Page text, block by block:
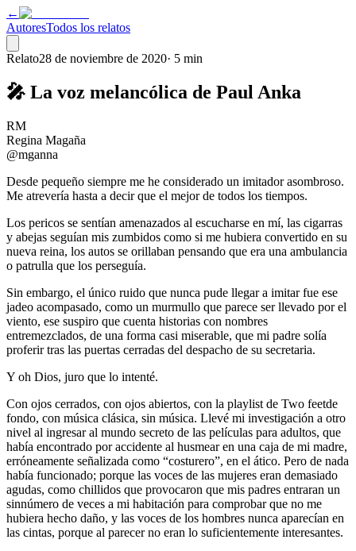
←
AutoresTodos los relatos
Relato28 de noviembre de 2020· 5 min
🎤 La voz melancólica de Paul Anka
RM
Regina Magaña
@mganna
Desde pequeño siempre me he considerado un imitador asombroso.
Me atrevería hasta a decir que el mejor de todos los tiempos.
Los pericos se sentían amenazados al escucharse en mí, las cigarras
y abejas seguían mis zumbidos como si me hubiera convertido en su
nueva reina, los autos se orillaban pensando que era una ambulancia
o patrulla que los perseguía.
Sin embargo, el único ruido que nunca pude llegar a imitar fue ese
jadeo acompasado, como un murmullo que parece ser llevado por el
viento, ese suspiro que cuenta historias con nombres
entremezclados, de una forma casi miserable, que mi padre solía
proferir tras las puertas cerradas del despacho de su secretaria.
Y oh Dios, juro que lo intenté.
Con ojos cerrados, con ojos abiertos, con la playlist de Two feetde
fondo, con música clásica, sin música. Llevé mi investigación a otro
nivel al ingresar al mundo secreto de las películas para adultos, que
había encontrado por accidente al husmear en una caja de mi madre,
erróneamente señalizada como “costurero”, en el ático. Pero de nada
había funcionado; porque las voces de las mujeres eran demasiado
agudas, como chillidos que provocaron que mis padres entraran un
sinnúmero de veces a mi habitación para comprobar que no me
hubiera hecho daño, y las voces de los hombres nunca aparecían en
las cintas, porque al parecer no eran lo suficientemente interesantes.